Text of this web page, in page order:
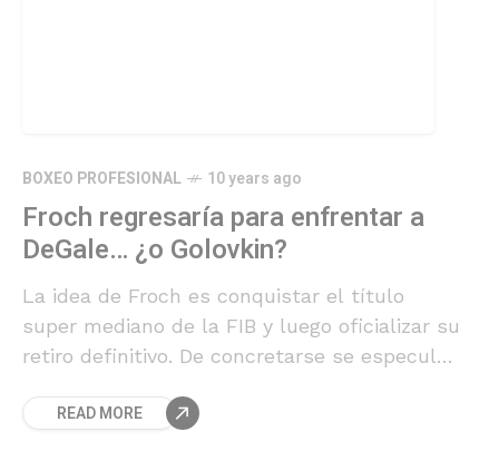
BOXEO PROFESIONAL 10 years ago
Froch regresaría para enfrentar a
DeGale… ¿o Golovkin?
La idea de Froch es conquistar el título
super mediano de la FIB y luego oficializar su
retiro definitivo. De concretarse se especula
estadio de Wembley.
READ MORE